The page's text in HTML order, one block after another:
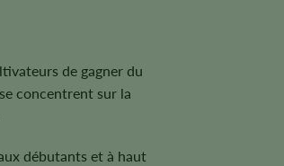
de gagner du
concentrent sur la
débutants et à haut